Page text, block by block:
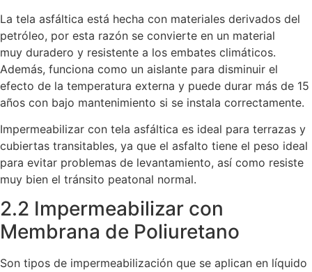
La tela asfáltica está hecha con materiales derivados del
petróleo, por esta razón se convierte en un material
muy duradero y resistente a los embates climáticos.
Además, funciona como un aislante para disminuir el
efecto de la temperatura externa y puede durar más de 15
años con bajo mantenimiento si se instala correctamente.
Impermeabilizar con tela asfáltica es ideal para terrazas y
cubiertas transitables, ya que el asfalto tiene el peso ideal
para evitar problemas de levantamiento, así como resiste
muy bien el tránsito peatonal normal.
2.2 Impermeabilizar con
Membrana de Poliuretano
Son tipos de impermeabilización que se aplican en líquido